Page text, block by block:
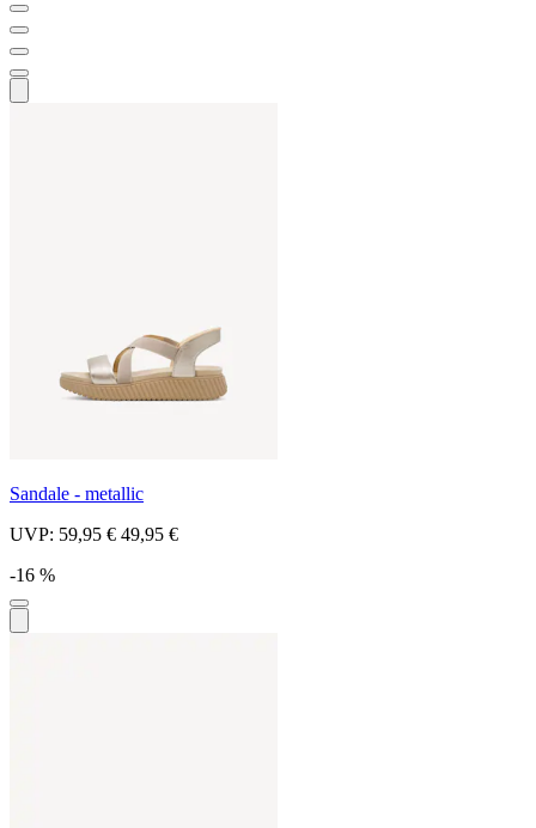
Sandale - metallic
UVP: 59,95 € 49,95 €
-16 %